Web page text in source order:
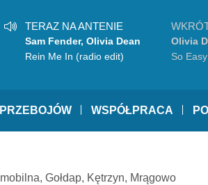
TERAZ NA ANTENIE
Sam Fender, Olivia Dean
Rein Me In (radio edit)
Olivia
So
WSPÓŁPRACA
, Gołdap, Kętrzyn, Mrągowo